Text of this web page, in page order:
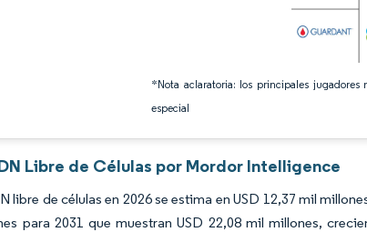
*Nota aclaratoria: los principales
especial
Libre de Células por Mordor Intelligence
de células en 2026 se estima en USD 12,37 mil
para 2031 que muestran USD 22,08 mil millones,